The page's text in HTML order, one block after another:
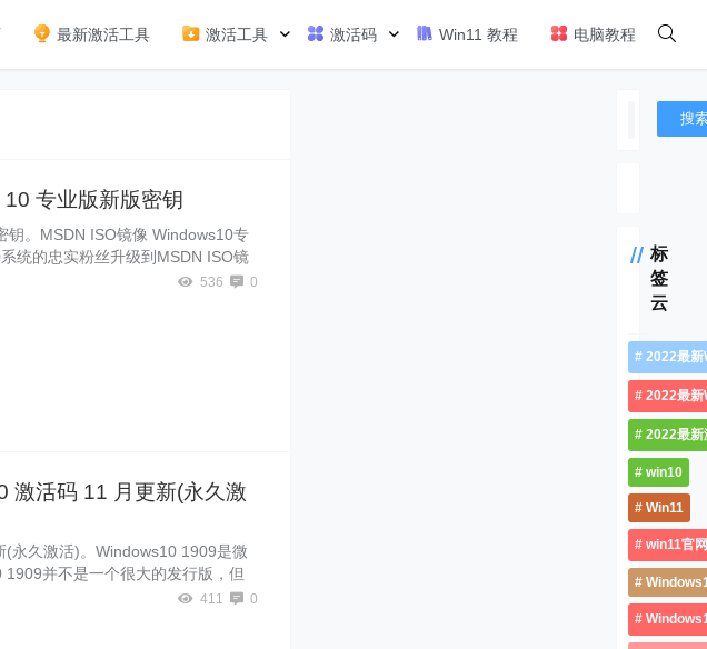
最新激活工具 激活工具 激活码 Win11 教程 电脑教程
专业版新版密钥
钥。MSDN ISO镜像 Windows10专
统的忠实粉丝升级到MSDN ISO镜
时候遇到了麻烦，因为没有Windo
专业版系统。激活不了肯定不
536 0
激活码 11 月更新(永久激
永久激活)。Windows10 1909是微
并不是一个很大的发行版，但
它才能正常使用。下面Windows10
，助大家一臂之力。
411 0
搜
标
签
云
2022最
2022最新
2022最新
win10
Win11
win11官网